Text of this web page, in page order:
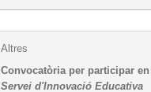
Altres
Convocatòria per participar
Servei d'Innovació Educativa